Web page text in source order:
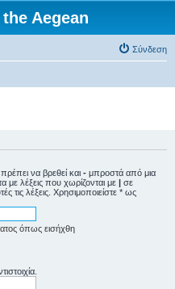
Aegean
Σύνδεση
να βρεθεί και - μπροστά από μια
με λέξεις που χωρίζονται με | σε
τις λέξεις. Χρησιμοποιείστε * ως
όπως εισήχθη